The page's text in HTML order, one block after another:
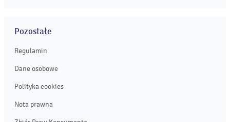
Pozostałe
Regulamin
Dane osobowe
Polityka cookies
Nota prawna